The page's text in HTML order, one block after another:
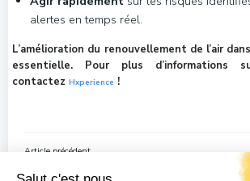
alertes en temps réel.
L’amélioration du renouvellement de l’air
essentielle. Pour plus d’informations
contactez Hxperience !
Navigation
Article précédent